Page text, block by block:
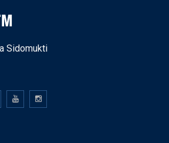
Sidomukti